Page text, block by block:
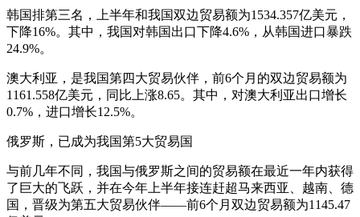
韩国排第三名，上半年和我国双边贸易额为1534.357亿美元，
下降16%。其中，我国对韩国出口下降4.6%，从韩国进口暴跌
24.9%。
澳大利亚，是我国第四大贸易伙伴，前6个月的双边贸易额为
1161.558亿美元，同比上涨8.65。其中，对澳大利亚出口增长
0.7%，进口增长12.5%。
俄罗斯，已成为我国第5大贸易国
与前几年不同，我国与俄罗斯之间的贸易额在最近一年内获得
了巨大的飞跃，并在今年上半年接连赶超马来西亚、越南、德
国，晋级为第五大贸易伙伴——前6个月双边贸易额为1145.47